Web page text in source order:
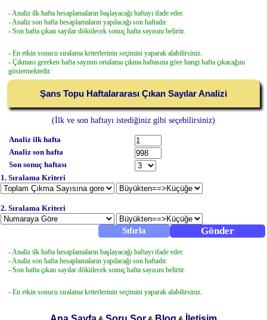
- Analiz ilk hafta hesaplamaların başlayacağı haftayı ifade eder.
- Analiz son hafta hesaplamaların yapılacağı son haftadır.
- Son hafta çıkan sayılar dökülecek sonuç hafta sayısını belirtir.
- En etkin sonucu sıralama kriterlerinin seçimini yaparak alabilirsiniz.
- Çıkması gereken hafta sayının ortalama çıkma haftasına göre hangi hafta çıkacağını
göstermektedir.
Şans Topu Haftalararası Çıkan Sayılar Analizi
(İlk ve son haftayı istediğiniz gibi seçebilirsiniz)
Analiz ilk hafta
Analiz son hafta
Son sonuç haftası
1. Sıralama Kriteri
2. Sıralama Kriteri
- Analiz ilk hafta hesaplamaların başlayacağı haftayı ifade eder.
- Analiz son hafta hesaplamaların yapılacağı son haftadır.
- Son hafta çıkan sayılar dökülecek sonuç hafta sayısını belirtir.
- En etkin sonucu sıralama kriterlerinin seçimini yaparak alabilirsiniz.